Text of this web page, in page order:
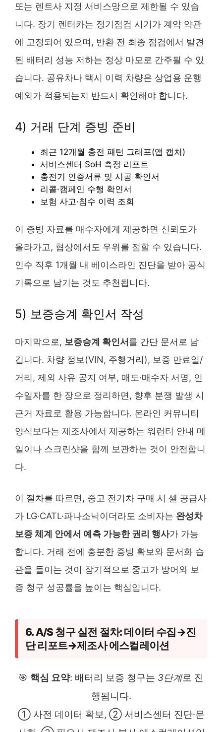
또는 렌트사 지정 서비스망으로 제한될 수 있습
니다. 장기 렌터카는 정기점검 시기가 계약 약관
에 고정되어 있으며, 반환 전 최종 점검에서 발견
된 배터리 성능 저하는 정상 마모로 간주될 수 있
습니다. 공유차나 택시 이력 차량은 상업용 운행
예외가 적용되는지 반드시 확인해야 합니다.
4) 거래 단계 증빙 준비
최근 12개월 충전 패턴 그래프(앱 캡처)
서비스센터 SoH 측정 리포트
충전기 인증서류 및 시공 확인서
리콜·캠페인 수행 확인서
보험 사고·침수 이력 조회
이 증빙 자료를 매수자에게 제공하면 신뢰도가
올라가고, 협상에서도 우위를 점할 수 있습니다.
인수 직후 1개월 내 베이스라인 진단을 받아 공식
기록으로 남기는 것도 추천됩니다.
5) 보증승계 확인서 작성
마지막으로, 보증승계 확인서 를 간단 문서로 남
깁니다. 차량 정보(VIN, 주행거리), 보증 만료일/
거리, 제외 사유 공지 여부, 매도·매수자 서명, 인
수일자를 한 장으로 정리하면, 향후 분쟁 발생 시
근거 자료로 활용 가능합니다. 온라인 커뮤니티
양식보다는 제조사에서 제공하는 워런티 안내 메
일이나 스크린샷을 함께 보관하는 것이 안전합니
다.
이 절차를 따르면, 중고 전기차 구매 시 셀 공급사
가 LG·CATL·파나소닉이더라도 소비자는 완성차
보증 체계 안에서 예측 가능한 권리 행사가 가능
합니다. 거래 전에 충분한 증빙 확보와 문서화 습
관을 들이는 것이 장기적으로 중고가 방어와 보
증 청구 성공률을 높이는 핵심입니다.
6. A/S 청구 실전 절차: 데이터 수집→진
단 리포트→제조사 에스컬레이션
🎯 핵심 요약: 배터리 보증 청구는 3단계로 진
행됩니다.
① 사전 데이터 확보, ② 서비스센터 진단·문